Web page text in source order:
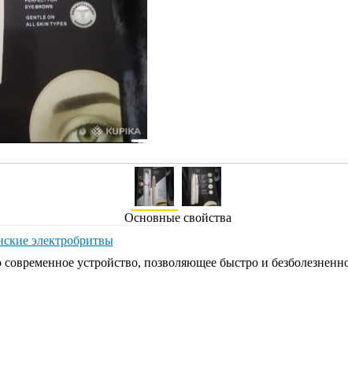
Основные свойства
электробритвы
устройство, позволяющее быстро и